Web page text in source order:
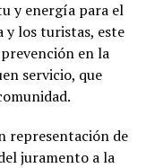
y energía para el
y los turistas, este
en la
servicio, que
representación de
juramento a la